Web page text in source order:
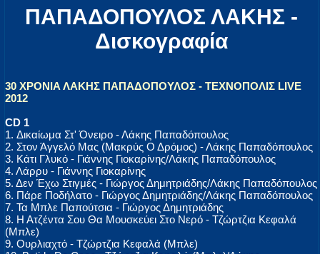
ΠΑΠΑΔΟΠΟΥΛΟΣ ΛΑΚΗΣ -
Δισκογραφία
30 ΧΡΟΝΙΑ ΛΑΚΗΣ ΠΑΠΑΔΟΠΟΥΛΟΣ - ΤΕΧΝΟΠΟΛΙΣ LIVE
2012
CD 1
1. Δικαίωμα Στ' Όνειρο - Λάκης Παπαδόπουλος
2. Στον Άγγελό Μας (Μακρύς Ο Δρόμος) - Λάκης Παπαδόπουλος
3. Κάτι Γλυκό - Γιάννης Γιοκαρίνης/Λάκης Παπαδόπουλος
4. Λάρρυ - Γιάννης Γιοκαρίνης
5. Δεν Έχω Στιγμές - Γιώργος Δημητριάδης/Λάκης Παπαδόπουλος
6. Πάρε Ποδήλατο - Γιώργος Δημητριάδης/Λάκης Παπαδόπουλος
7. Τα Μπλε Παπούτσια - Γιώργος Δημητριάδης
8. Η Ατζέντα Σου Θα Μουσκεύει Στο Νερό - Τζώρτζια Κεφαλά
(Μπλε)
9. Ουρλιαχτό - Τζώρτζια Κεφαλά (Μπλε)